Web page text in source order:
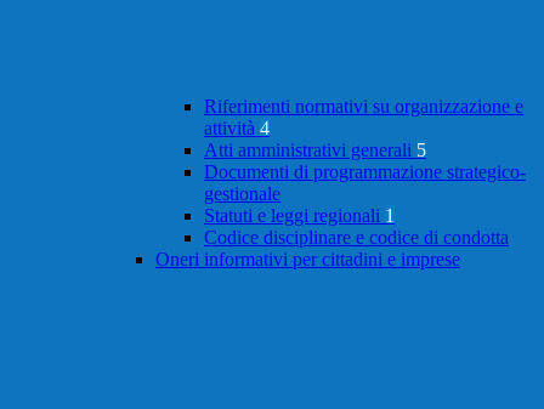
Riferimenti normativi su organizzazione e
attività 4
Atti amministrativi generali 5
Documenti di programmazione strategico-
gestionale
Statuti e leggi regionali 1
Codice disciplinare e codice di condotta
Oneri informativi per cittadini e imprese